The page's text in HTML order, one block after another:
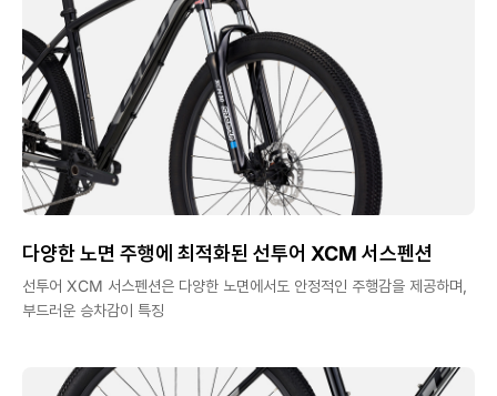
다양한 노면 주행에 최적화된 선투어 XCM 서스펜션
선투어 XCM 서스펜션은 다양한 노면에서도 안정적인 주행감을 제공하며,
부드러운 승차감이 특징